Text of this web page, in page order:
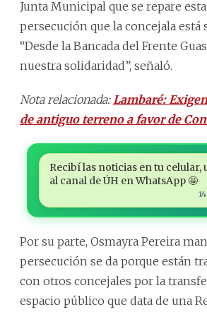
Junta Municipal que se repare
persecución que la concejala está
“Desde la Bancada del Frente
nuestra solidaridad”, señaló.
Nota relacionada: Lambaré:
de antiguo terreno a favor de
Recibí las noticias en tu celular,
al canal de ÚH en WhatsApp 🤩
Por su parte, Osmayra Pereira
persecución se da porque están
con otros concejales por la
espacio público que data de una